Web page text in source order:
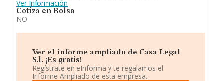
Ver Información
Cotiza en Bolsa
NO
Ver el informe ampliado de Casa Legal
S.l. ¡Es gratis!
Regístrate en eInforma y te regalamos el
Informe Ampliado de esta empresa.